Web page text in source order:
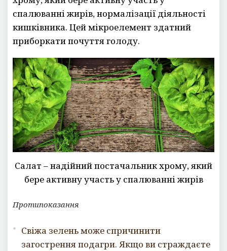
спалюванні жирів, нормалізації діяльності
кишківника. Цей мікроелемент здатний
приборкати почуття голоду.
Салат – надійний постачальник хрому, який
бере активну участь у спалюванні жирів
Протипоказання
Свіжа зелень може спричинити
загострення подагри. Якщо ви страждаєте